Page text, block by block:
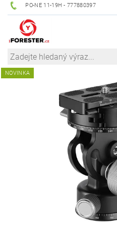
PO-NE 11-19H - 777880397
NOVINKA